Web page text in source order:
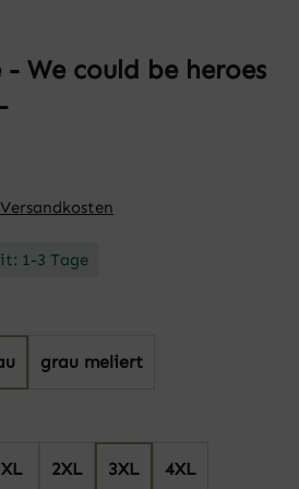
We could be heroes
1-3 Tage
grau meliert
XL 2XL 3XL 4XL